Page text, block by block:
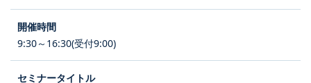
9:30～16:30(受付9:00)